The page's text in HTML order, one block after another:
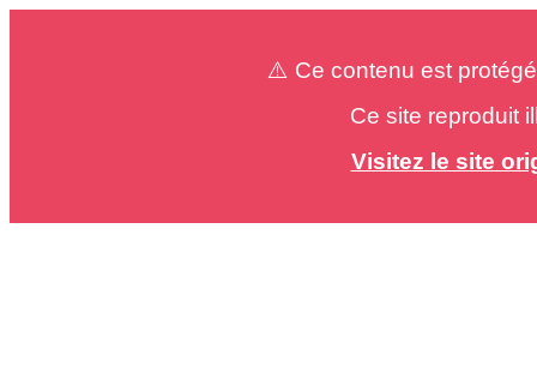
⚠️ Ce contenu est
Ce site reproduit
Visitez le site